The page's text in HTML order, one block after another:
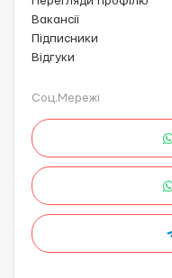
Вакансії
Підписники
Відгуки
Соц.Мережі